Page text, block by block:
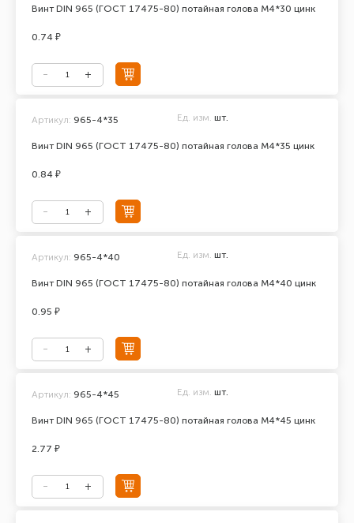
Винт DIN 965 (ГОСТ 17475-80) потайная голова М4*30 цинк
0.74 ₽
Винт DIN 965 (ГОСТ 17475-80) потайная голова М4*35 цинк
Артикул: 965-4*35 Ед. изм. шт.
0.84 ₽
Винт DIN 965 (ГОСТ 17475-80) потайная голова М4*40 цинк
Артикул: 965-4*40 Ед. изм. шт.
0.95 ₽
Винт DIN 965 (ГОСТ 17475-80) потайная голова М4*45 цинк
Артикул: 965-4*45 Ед. изм. шт.
2.77 ₽